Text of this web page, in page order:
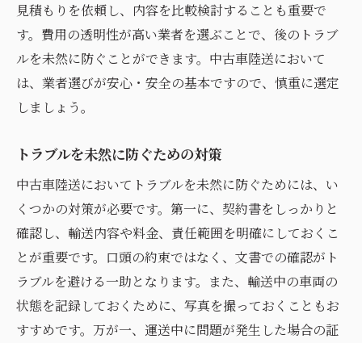
見積もりを依頼し、内容を比較検討することも重要で
す。費用の透明性が高い業者を選ぶことで、後のトラブ
ルを未然に防ぐことができます。中古車陸送において
は、業者選びが安心・安全の基本ですので、慎重に選定
しましょう。
トラブルを未然に防ぐための対策
中古車陸送においてトラブルを未然に防ぐためには、い
くつかの対策が必要です。第一に、契約書をしっかりと
確認し、輸送内容や料金、責任範囲を明確にしておくこ
とが重要です。口頭の約束ではなく、文書での確認がト
ラブルを避ける一助となります。また、輸送中の車両の
状態を記録しておくために、写真を撮っておくこともお
すすめです。万が一、運送中に問題が発生した場合の証